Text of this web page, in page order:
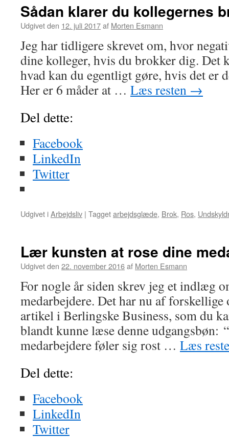
Sådan klarer du kollegernes
Udgivet den 12. juli 2017af Morten Esmann
Jeg har tidligere skrevet om, hvor
dine kolleger, hvis du brokker dig. Det
hvad kan du egentligt gøre, hvis det er
Her er 6 måder at … Læs resten →
Del dette:
Facebook
LinkedIn
Twitter
Udgivet iArbejdsliv | Taggetarbejdsglæde, Brok, Ros,
Lær kunsten at rose dine
Udgivet den 22. november 2016af Morten Esmann
For nogle år siden skrev jeg et indlæg
medarbejdere. Det har nu af
artikel i Berlingske Business, som du
blandt kunne læse denne udgangsbøn:
medarbejdere føler sig rost … Læs
Del dette:
Facebook
LinkedIn
Twitter